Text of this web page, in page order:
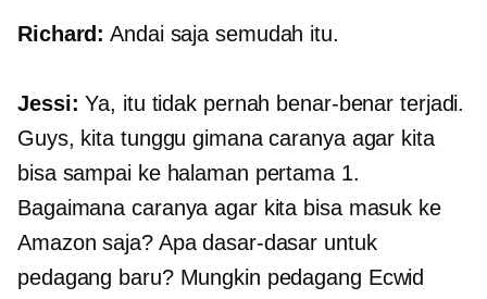
Richard: Andai saja semudah itu.
Jessi: Ya, itu tidak pernah benar-benar terjadi.
Guys, kita tunggu gimana caranya agar kita
bisa sampai ke halaman pertama 1.
Bagaimana caranya agar kita bisa masuk ke
Amazon saja? Apa dasar-dasar untuk
pedagang baru? Mungkin pedagang Ecwid